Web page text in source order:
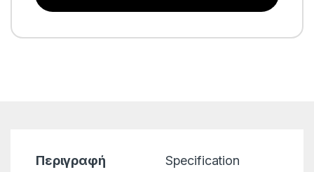
Περιγραφή Specification